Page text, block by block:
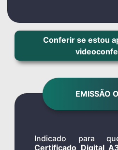
Conferir se estou
EMISSÃO
Indicado para
Certificado Digital